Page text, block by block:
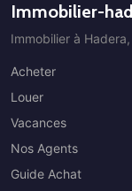
Immobilier-
Immobilier à
Acheter
Louer
Vacances
Nos Agents
Guide Achat